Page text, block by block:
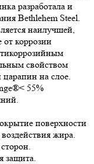
разработала и
Bethlehem Steel.
наилучшей,
коррозии
свойством
на слое.
55%
поверхности
жира.
защита.